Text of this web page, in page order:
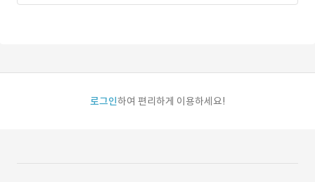
로그인하여 편리하게 이용하세요!